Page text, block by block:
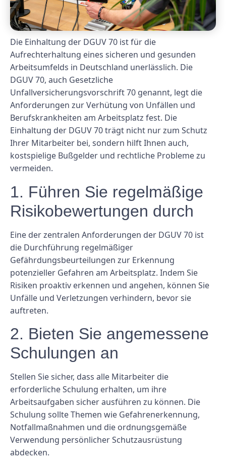
Die Einhaltung der DGUV 70 ist für die
Aufrechterhaltung eines sicheren und gesunden
Arbeitsumfelds in Deutschland unerlässlich. Die
DGUV 70, auch Gesetzliche
Unfallversicherungsvorschrift 70 genannt, legt die
Anforderungen zur Verhütung von Unfällen und
Berufskrankheiten am Arbeitsplatz fest. Die
Einhaltung der DGUV 70 trägt nicht nur zum Schutz
Ihrer Mitarbeiter bei, sondern hilft Ihnen auch,
kostspielige Bußgelder und rechtliche Probleme zu
vermeiden.
1. Führen Sie regelmäßige
Risikobewertungen durch
Eine der zentralen Anforderungen der DGUV 70 ist
die Durchführung regelmäßiger
Gefährdungsbeurteilungen zur Erkennung
potenzieller Gefahren am Arbeitsplatz. Indem Sie
Risiken proaktiv erkennen und angehen, können Sie
Unfälle und Verletzungen verhindern, bevor sie
auftreten.
2. Bieten Sie angemessene
Schulungen an
Stellen Sie sicher, dass alle Mitarbeiter die
erforderliche Schulung erhalten, um ihre
Arbeitsaufgaben sicher ausführen zu können. Die
Schulung sollte Themen wie Gefahrenerkennung,
Notfallmaßnahmen und die ordnungsgemäße
Verwendung persönlicher Schutzausrüstung
abdecken.